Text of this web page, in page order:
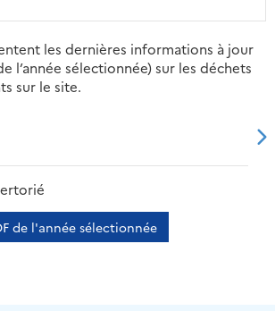
les dernières informations à jour
l’année sélectionnée) sur les déchets
sur le site.
2014
de l'année sélectionnée